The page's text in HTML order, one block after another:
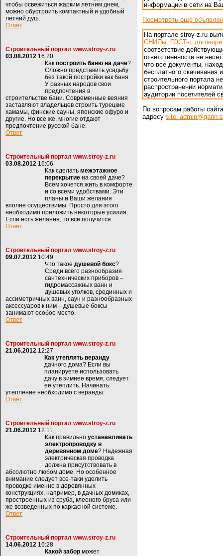
чтобы освежиться жарким летним днем,
можно обустроить компактный и удобный
летний душ.
Ответ
Строительный портал www.stroy-z.ru
03.08.2012 16:20
Как построить баню на даче?
Сложно представить усадьбу
без такой постройки как баня.
У разных народов свои
предпочтения в
строительстве бани. Современные веяния
заставляют владельцев строить турецкие
хамамы, финские сауны, японские офуро и
другие. Но все же, многие отдают
предпочтение русской бане.
Ответ
Строительный портал www.stroy-z.ru
03.08.2012 16:06
Как сделать межэтажное
перекрытие на своей даче?
Всем хочется жить в комфорте
и со всеми удобствами. Эти
планы и Ваши желания
вполне осуществимы. Просто для этого
необходимо приложить некоторые усилия.
Если есть желания, то всё получится.
Ответ
Строительный портал www.stroy-z.ru
09.07.2012 10:49
Что такое душевой бокс?
Среди всего разнообразия
сантехнических приборов –
гидромассажных ванн и
душевых уголков, срединных и
ассиметричных ванн, саун и разнообразных
аксессуаров к ним – душевые боксы
занимают особое место.
Ответ
Строительный портал www.stroy-z.ru
21.06.2012 12:27
Как утеплять веранду
дачного дома? Если вы
планируете использовать
дачу в зимнее время, следует
ее утеплить. Начинать
утепление необходимо с веранды.
Ответ
Строительный портал www.stroy-z.ru
21.06.2012 12:11
Как правильно устанавливать
электропроводку в
деревянном доме? Надежная
электрическая проводка
должна присутствовать в
абсолютно любом доме. Но особенное
внимание следует все-таки уделить
проводке именно в деревянных
конструкциях, например, в дачных домиках,
простроенных из сруба, клееного бруса или
же возведенных по каркасной системе.
Ответ
Строительный портал www.stroy-z.ru
14.06.2012 16:28
Какой забор может
информации в сети на
Посмотреть еще
На портале stroy-z.ru
СНИПы, ГОСТы, договора
соответствие
ответственности не
что все документы,
бесплатного скачивания
строительного портала
распространении
аудитории посетителей
По вопросам работы
адресу site_admin@garin-